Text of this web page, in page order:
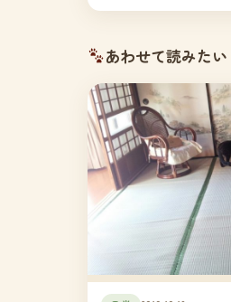
あわせて読みたい